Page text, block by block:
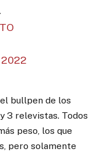
bullpen de los
3 relevistas. Todos
peso, los que
pero solamente